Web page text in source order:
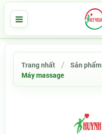
Trang nhất Sản phẩm
Máy massage